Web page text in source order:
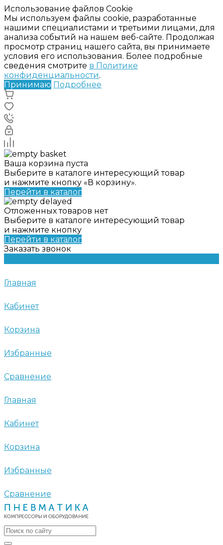
Использование файлов Cookie
Мы используем файлы cookie, разработанные
нашими специалистами и третьими лицами, для
анализа событий на нашем веб-сайте. Продолжая
просмотр страниц нашего сайта, вы принимаете
условия его использования. Более подробные
сведения смотрите в Политике
конфиденциальности.
Принимаю Подробнее
Ваша корзина пуста
Выберите в каталоге интересующий товар
и нажмите кнопку «В корзину».
Перейти в каталог
Отложенных товаров нет
Выберите в каталоге интересующий товар
и нажмите кнопку
Перейти в каталог
Заказать звонок
Главная
Кабинет
Корзина
Избранные
Сравнение
Главная
Кабинет
Корзина
Избранные
Сравнение